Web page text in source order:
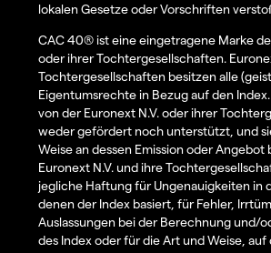
lokalen Gesetze oder Vorschriften
CAC 40® ist eine eingetragene Marke
oder ihrer Tochtergesellschaften.
Tochtergesellschaften besitzen alle
Eigentumsrechte in Bezug auf den
von der Euronext N.V. oder ihrer
weder gefördert noch unterstützt, und
Weise an dessen Emission oder Angebot
Euronext N.V. und ihre
jegliche Haftung für Ungenauigkeiten in
denen der Index basiert, für Fehler,
Auslassungen bei der Berechnung und/
des Index oder für die Art und Weise,